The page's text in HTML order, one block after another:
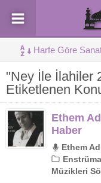
Harfe Göre
"Ney İle İlahiler
Etiketlenen
Ethem
Haber
Ethem
Müzikleri